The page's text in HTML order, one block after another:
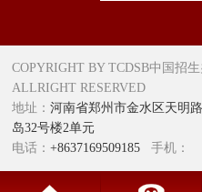
COPYRIGHT BY TCDSB中国招
ALLRIGHT RESERVED
地址：河南省郑州市金水区天明
岛32号楼2单元
电话：+8637169509185 手机：